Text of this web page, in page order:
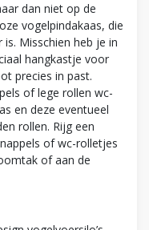
dan niet op de
vogelpindakaas, die
Misschien heb je in
hangkastje voor
precies in past.
of lege rollen wc-
en deze eventueel
rollen. Rijg een
of wc-rolletjes
of aan de